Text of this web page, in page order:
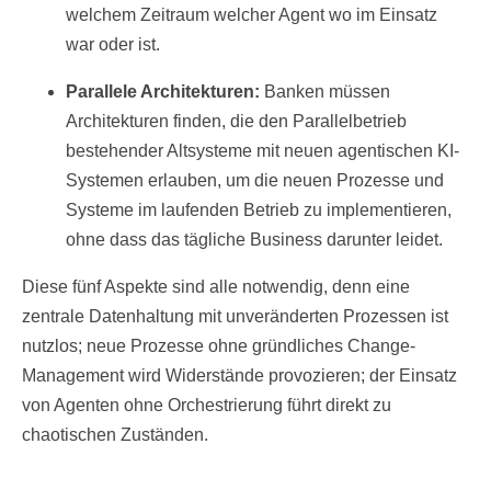
welchem Zeitraum welcher Agent wo im Einsatz
war oder ist.
Parallele Architekturen: Banken müssen
Architekturen finden, die den Parallelbetrieb
bestehender Altsysteme mit neuen agentischen KI-
Systemen erlauben, um die neuen Prozesse und
Systeme im laufenden Betrieb zu implementieren,
ohne dass das tägliche Business darunter leidet.
Diese fünf Aspekte sind alle notwendig, denn eine
zentrale Datenhaltung mit unveränderten Prozessen ist
nutzlos; neue Prozesse ohne gründliches Change-
Management wird Widerstände provozieren; der Einsatz
von Agenten ohne Orchestrierung führt direkt zu
chaotischen Zuständen.